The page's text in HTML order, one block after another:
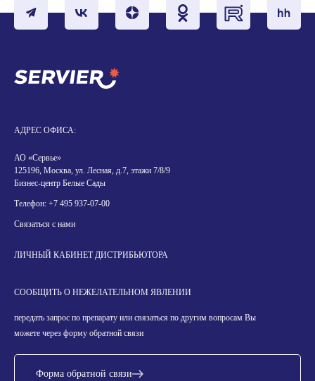
АДРЕС ОФИСА:
АО «Сервье»
125196, Москва, ул. Лесная, д.7, этажи 7/8/9
Бизнес-центр Белые Сады
Телефон: +7 495 937-07-00
Связаться с нами
ЛИЧНЫЙ КАБИНЕТ ДИСТРИБЬЮТОРА
СООБЩИТЬ О НЕЖЕЛАТЕЛЬНОМ ЯВЛЕНИИ
передать запрос по препарату или связаться по другим вопросам Вы
можете через форму обратной связи
Форма обратной связи